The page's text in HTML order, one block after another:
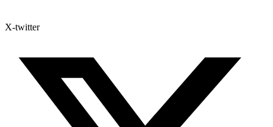
X-twitter